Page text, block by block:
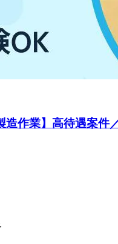
造作業】高待遇案